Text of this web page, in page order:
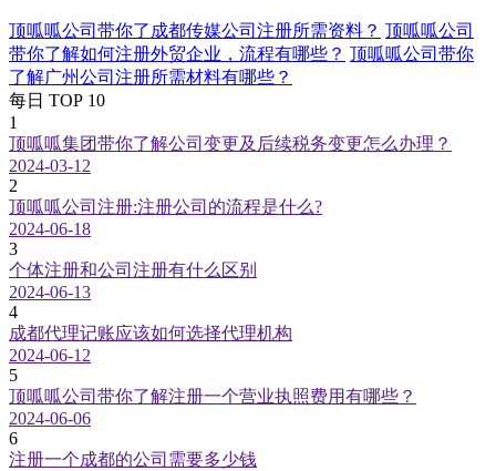
顶呱呱公司带你了成都传媒公司注册所需资料？ 顶呱呱公司
带你了解如何注册外贸企业，流程有哪些？ 顶呱呱公司带你
了解广州公司注册所需材料有哪些？
每日 TOP 10
1
顶呱呱集团带你了解公司变更及后续税务变更怎么办理？
2024-03-12
2
顶呱呱公司注册:注册公司的流程是什么?
2024-06-18
3
个体注册和公司注册有什么区别
2024-06-13
4
成都代理记账应该如何选择代理机构
2024-06-12
5
顶呱呱公司带你了解注册一个营业执照费用有哪些？
2024-06-06
6
注册一个成都的公司需要多少钱